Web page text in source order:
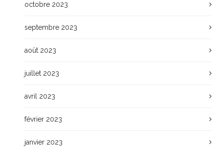
octobre 2023
septembre 2023
août 2023
juillet 2023
avril 2023
février 2023
janvier 2023